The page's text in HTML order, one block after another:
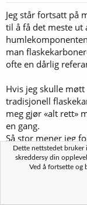
Jeg står fortsatt på
til å få det meste ut
man
ofte en dårlig
Hvis jeg skulle
tradisjonell
meg gjør «alt rett»
en gang.
Så stor mener jeg
Men kun fat i seg
utnytter bruker
Dette nettstedet bruker
skreddersy din
Ved å fortsette og